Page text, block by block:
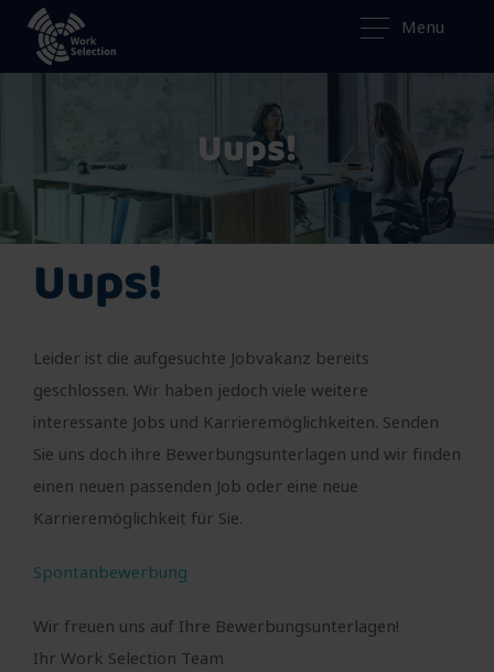
Menu
Uups!
Uups!
Leider ist die aufgesuchte Jobvakanz bereits
geschlossen. Wir haben jedoch viele weitere
interessante Jobs und Karrieremöglichkeiten. Senden
Sie uns doch ihre Bewerbungsunterlagen und wir finden
einen neuen passenden Job oder eine neue
Karrieremöglichkeit für Sie.
Spontanbewerbung
Wir freuen uns auf Ihre Bewerbungsunterlagen!
Ihr Work Selection Team